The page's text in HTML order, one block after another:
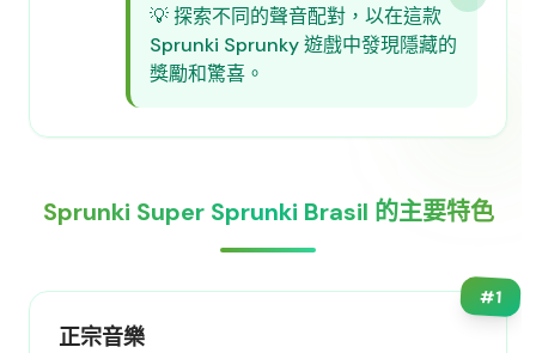
💡探索不同的聲音配對，以在這款
Sprunki Sprunky 遊戲中發現隱藏的
獎勵和驚喜。
Sprunki Super Sprunki Brasil 的主要特色
#1
正宗音樂